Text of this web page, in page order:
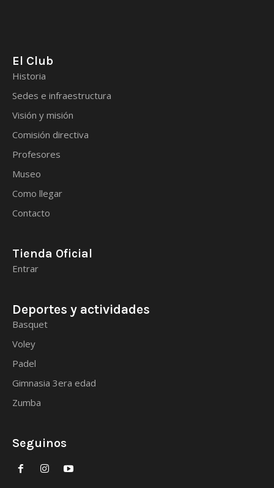
El Club
Historia
Sedes e infraestructura
Visión y misión
Comisión directiva
Profesores
Museo
Como llegar
Contacto
Tienda Oficial
Entrar
Deportes y actividades
Basquet
Voley
Padel
Gimnasia 3era edad
Zumba
Seguinos